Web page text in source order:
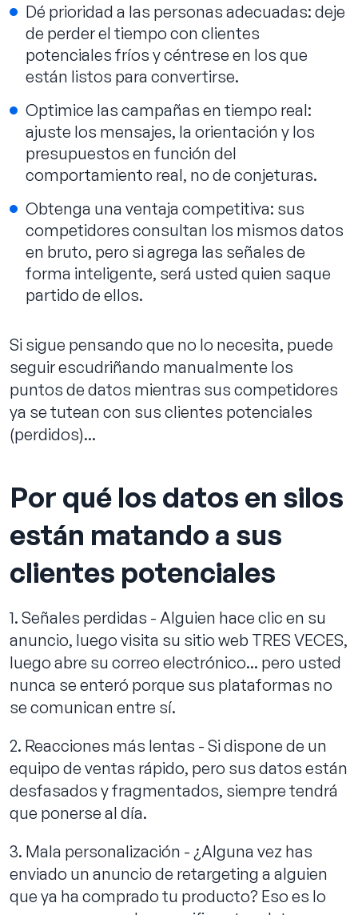
Dé prioridad a las personas adecuadas: deje
de perder el tiempo con clientes
potenciales fríos y céntrese en los que
están listos para convertirse.
Optimice las campañas en tiempo real:
ajuste los mensajes, la orientación y los
presupuestos en función del
comportamiento real, no de conjeturas.
Obtenga una ventaja competitiva: sus
competidores consultan los mismos datos
en bruto, pero si agrega las señales de
forma inteligente, será usted quien saque
partido de ellos.
Si sigue pensando que no lo necesita, puede
seguir escudriñando manualmente los
puntos de datos mientras sus competidores
ya se tutean con sus clientes potenciales
(perdidos)...
Por qué los datos en silos
están matando a sus
clientes potenciales
1. Señales perdidas - Alguien hace clic en su
anuncio, luego visita su sitio web TRES VECES,
luego abre su correo electrónico... pero usted
nunca se enteró porque sus plataformas no
se comunican entre sí.
2. Reacciones más lentas - Si dispone de un
equipo de ventas rápido, pero sus datos están
desfasados y fragmentados, siempre tendrá
que ponerse al día.
3. Mala personalización - ¿Alguna vez has
enviado un anuncio de retargeting a alguien
que ya ha comprado tu producto? Eso es lo